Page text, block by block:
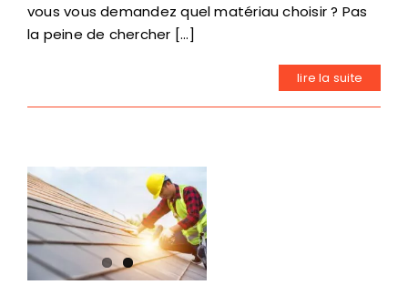
vous vous demandez quel matériau choisir ? Pas
la peine de chercher [...]
lire la suite